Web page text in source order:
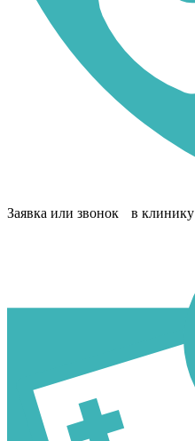
Заявка или звонок в клинику